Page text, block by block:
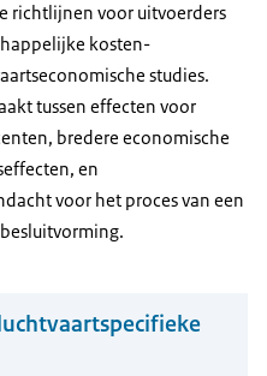
richtlijnen voor uitvoerders
kosten-
studies.
tussen effecten voor
bredere economische
en
voor het proces van een